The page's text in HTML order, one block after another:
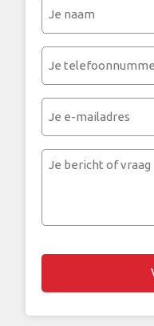
(Vereist)
(Vereist)
mailadres
Je